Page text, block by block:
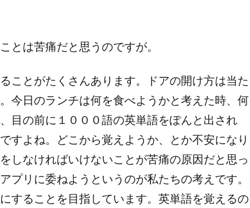
は苦痛だと思うのですが。
ことがたくさんあります。ドアの開け方は当た
今日のランチは何を食べようかと考えた時、何
目の前に１０００語の英単語をぽんと出され
すよね。どこから覚えようか、とか不安になり
しなければいけないことが苦痛の原因だと思っ
プリに委ねようというのが私たちの考えです。
することを目指しています。英単語を覚えるの